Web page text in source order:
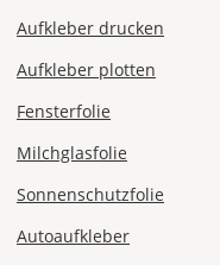
Aufkleber drucken
Aufkleber plotten
Fensterfolie
Milchglasfolie
Sonnenschutzfolie
Autoaufkleber